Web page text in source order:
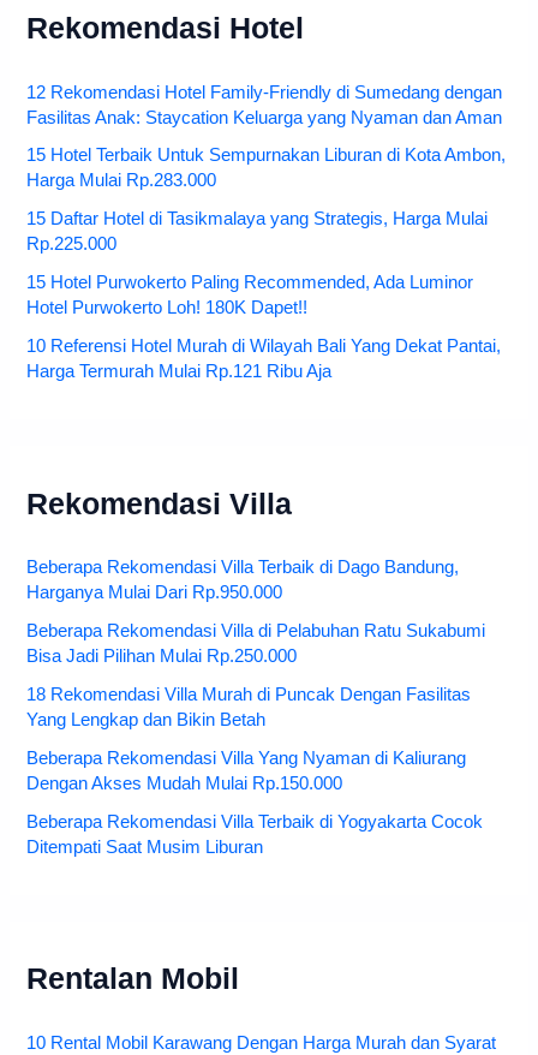
Rekomendasi Hotel
12 Rekomendasi Hotel Family-Friendly di Sumedang dengan
Fasilitas Anak: Staycation Keluarga yang Nyaman dan Aman
15 Hotel Terbaik Untuk Sempurnakan Liburan di Kota Ambon,
Harga Mulai Rp.283.000
15 Daftar Hotel di Tasikmalaya yang Strategis, Harga Mulai
Rp.225.000
15 Hotel Purwokerto Paling Recommended, Ada Luminor
Hotel Purwokerto Loh! 180K Dapet!!
10 Referensi Hotel Murah di Wilayah Bali Yang Dekat Pantai,
Harga Termurah Mulai Rp.121 Ribu Aja
Rekomendasi Villa
Beberapa Rekomendasi Villa Terbaik di Dago Bandung,
Harganya Mulai Dari Rp.950.000
Beberapa Rekomendasi Villa di Pelabuhan Ratu Sukabumi
Bisa Jadi Pilihan Mulai Rp.250.000
18 Rekomendasi Villa Murah di Puncak Dengan Fasilitas
Yang Lengkap dan Bikin Betah
Beberapa Rekomendasi Villa Yang Nyaman di Kaliurang
Dengan Akses Mudah Mulai Rp.150.000
Beberapa Rekomendasi Villa Terbaik di Yogyakarta Cocok
Ditempati Saat Musim Liburan
Rentalan Mobil
10 Rental Mobil Karawang Dengan Harga Murah dan Syarat